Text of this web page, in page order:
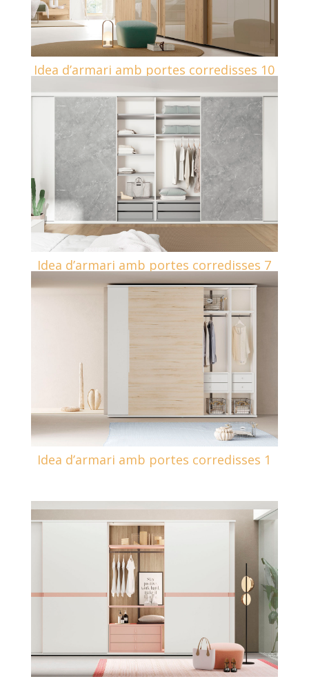
Idea d’armari amb portes corredisses 10
Idea d’armari amb portes corredisses 7
Idea d’armari amb portes corredisses 1